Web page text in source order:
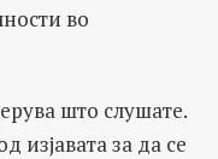
во
што слушате.
изјавата за да се